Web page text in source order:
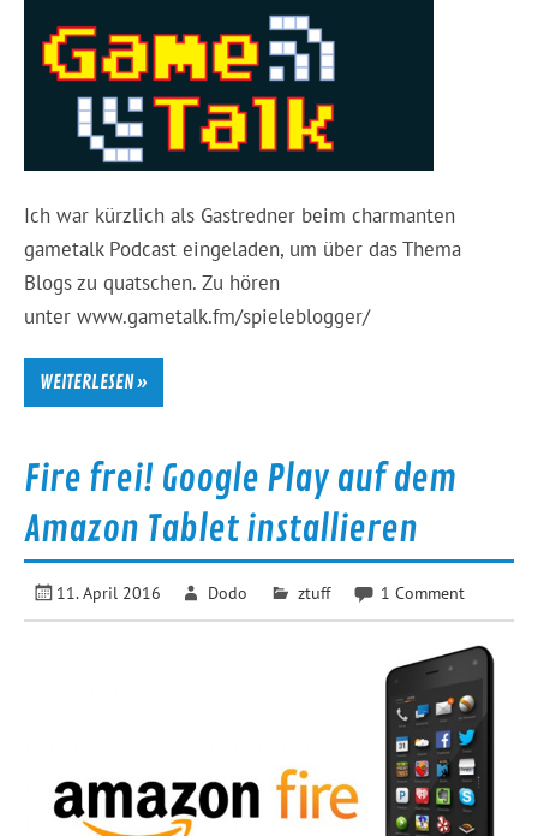
Ich war kürzlich als Gastredner beim charmanten
gametalk Podcast eingeladen, um über das Thema
Blogs zu quatschen. Zu hören
unter www.gametalk.fm/spieleblogger/
WEITERLESEN »
Fire frei! Google Play auf dem
Amazon Tablet installieren
11. April 2016 Dodo ztuff 1 Comment